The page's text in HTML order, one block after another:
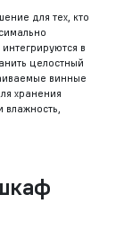
для тех, кто
в
целостный
винные
хранения
влажность,